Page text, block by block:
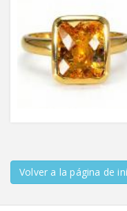
Volver a la página de